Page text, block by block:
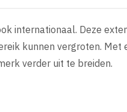
internationaal. Deze
kunnen vergroten. Met
verder uit te breiden.